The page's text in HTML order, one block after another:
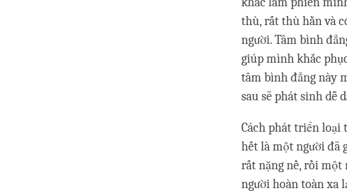
thù, rất thù hằn và
người. Tâm bình
giúp mình khắc
tâm bình đẳng này
sau sẽ phát sinh dễ
Cách phát triển loại
hết là một người đã
rất nặng nề, rồi một
người hoàn toàn xa